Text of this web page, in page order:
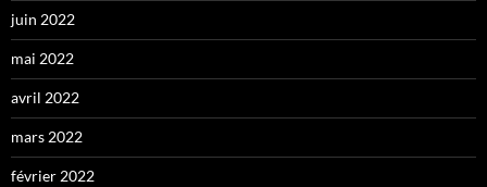
juin 2022
mai 2022
avril 2022
mars 2022
février 2022